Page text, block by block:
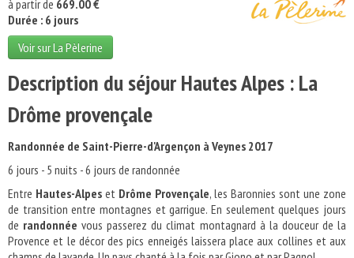
à partir de 669.00 €
Durée : 6 jours
Voir sur La Pèlerine
Description du séjour Hautes Alpes : La
Drôme provençale
Randonnée de Saint-Pierre-d'Argençon à Veynes 2017
6 jours - 5 nuits - 6 jours de randonnée
Entre Hautes-Alpes et Drôme Provençale, les Baronnies sont une zone
de transition entre montagnes et garrigue. En seulement quelques jours
de randonnée vous passerez du climat montagnard à la douceur de la
Provence et le décor des pics enneigés laissera place aux collines et aux